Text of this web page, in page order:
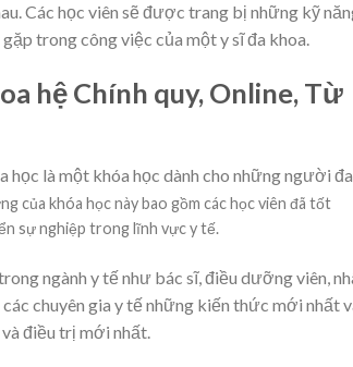
Các học viên sẽ được trang bị những kỹ
trong công việc của một y sĩ đa khoa.
hệ Chính quy, Online, Từ
học là một khóa học dành cho những người
của khóa học này bao gồm các học viên đã tốt
sự nghiệp trong lĩnh vực y tế.
ngành y tế như bác sĩ, điều dưỡng viên,
chuyên gia y tế những kiến thức mới nhất
điều trị mới nhất.